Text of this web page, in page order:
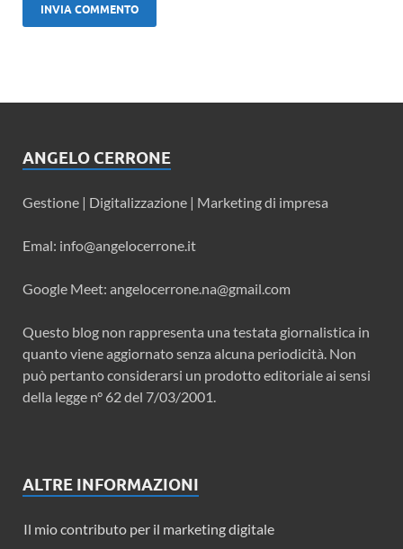
ANGELO CERRONE
Gestione | Digitalizzazione | Marketing di impresa
Emal: info@angelocerrone.it
Google Meet: angelocerrone.na@gmail.com
Questo blog non rappresenta una testata giornalistica in
quanto viene aggiornato senza alcuna periodicità. Non
può pertanto considerarsi un prodotto editoriale ai sensi
della legge n° 62 del 7/03/2001.
ALTRE INFORMAZIONI
Il mio contributo per il marketing digitale